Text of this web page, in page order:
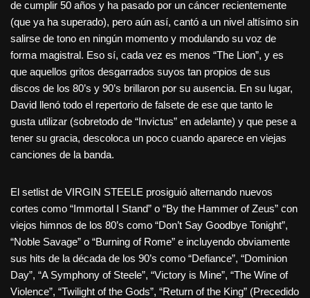
de cumplir 50 años y ha pasado por un cáncer recientemente
(que ya ha superado), pero aún así, cantó a un nivel altísimo sin
salirse de tono en ningún momento y modulando su voz de
forma magistral. Eso sí, cada vez es menos “The Lion”, y es
que aquellos gritos desgarrados suyos tan propios de sus
discos de los 80’s y 90’s brillaron por su ausencia. En su lugar,
David llenó todo el repertorio de falsete de ese que tanto le
gusta utilizar (sobretodo de “Invictus” en adelante) y que pese a
tener su gracia, descoloca un poco cuando aparece en viejas
canciones de la banda.
El setlist de VIRGIN STEELE prosiguió alternando nuevos
cortes como “Immortal I Stand” o “By the Hammer of Zeus” con
viejos himnos de los 80’s como “Don’t Say Goodbye Tonight”,
“Noble Savage” o “Burning of Rome” e incluyendo obviamente
sus hits de la década de los 90’s como “Defiance”, “Dominion
Day”, “A Symphony of Steele”, “Victory is Mine”, “The Wine of
Violence”, “Twilight of the Gods”, “Return of the King” (Precedido